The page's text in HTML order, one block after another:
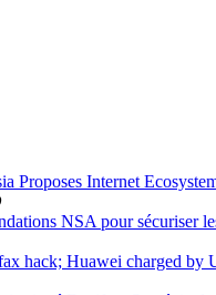
Internet
NSA pour sécuriser
hack; Huawei charged by